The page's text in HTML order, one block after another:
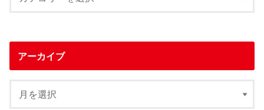
アーカイブ